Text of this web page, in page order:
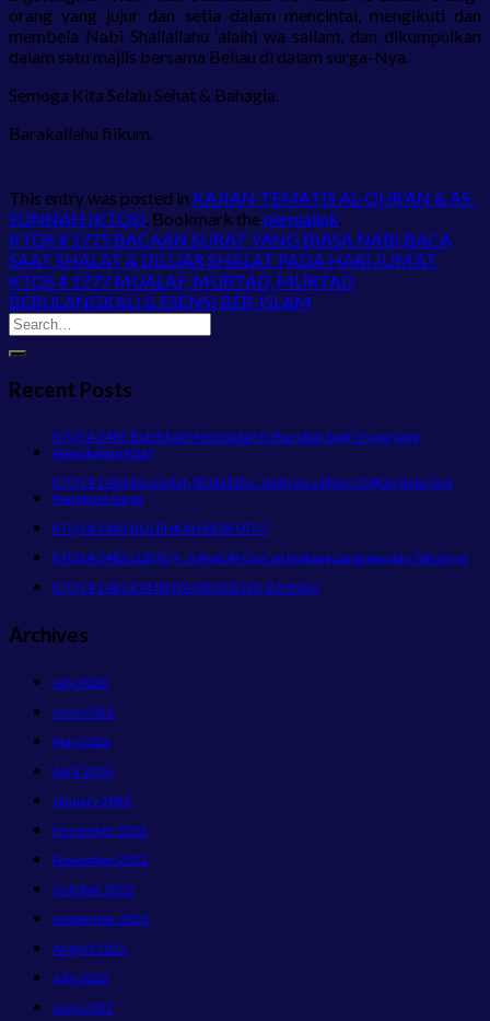
orang yang jujur dan setia dalam mencintai, mengikuti dan
membela Nabi Shallallahu ‘alaihi wa sallam, dan dikumpulkan
dalam satu majlis bersama Beliau di dalam surga-Nya.
Semoga Kita Selalu Sehat & Bahagia.
Barakallahu fiikum.
This entry was posted in KAJIAN TEMATIS AL-QUR’AN & AS-
SUNNAH (KTQS). Bookmark thepermalink.
KTQS # 1775 BACAAN SURAT YANG BIASA NABI BACA
SAAT SHALAT & DILUAR SHALAT PADA HARI JUM’AT
KTQS # 1777 MUALAF, MURTAD, MURTAD
BERULANGKALI & ESENSI BER-ISLAM
Recent Posts
KTQS # 2485 Bolehkah Mendoakan Keburukan bagi Orang yang
Menzhalimi Kita?
KTQS # 2484 Rasulullah Shallallahu ‘alaihi wa sallam Ungkap Siapa Saja
Penghuni Surga
KTQS # 2483 BOLEHKAH BERFOTO?
KTQS # 2482 LGBTQ+ : 6 Ayat Al-Qur’an tentang Larangan dan Tafsirnya
KTQS # 2481 KAFIRNYA MENGEJEK SUNNAH
Archives
July 2026
June 2026
May 2026
April 2026
January 2023
December 2022
November 2022
October 2022
September 2022
August 2022
July 2022
June 2022